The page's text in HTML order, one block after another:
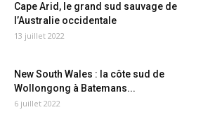
Cape Arid, le grand sud sauvage de
l’Australie occidentale
13 juillet 2022
New South Wales : la côte sud de
Wollongong à Batemans...
6 juillet 2022